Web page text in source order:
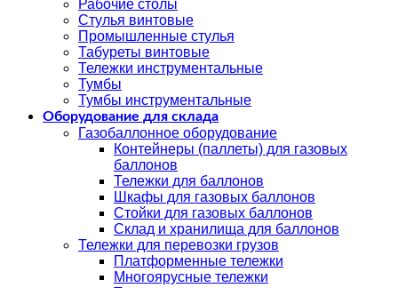
Рабочие столы
Стулья винтовые
Промышленные стулья
Табуреты винтовые
Тележки инструментальные
Тумбы
Тумбы инструментальные
Оборудование для склада
Газобаллонное оборудование
Контейнеры (паллеты) для газовых
баллонов
Тележки для баллонов
Шкафы для газовых баллонов
Стойки для газовых баллонов
Склад и хранилища для баллонов
Тележки для перевозки грузов
Платформенные тележки
Многоярусные тележки